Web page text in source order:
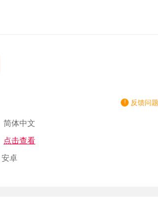
反馈问题
简体中文
点击查看
安卓